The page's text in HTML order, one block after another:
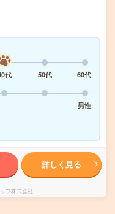
代 50代
60代
男性
詳しく見る
フ株式会社